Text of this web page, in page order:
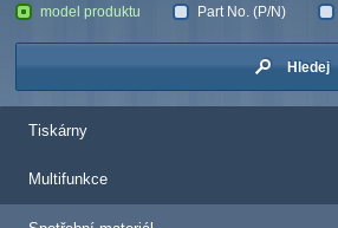
model produktu
Part No. (P/N)
Hledej
Tiskárny
Multifunkce